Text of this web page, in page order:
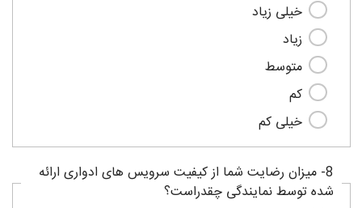
خیلی زیاد
زیاد
متوسط
کم
خیلی کم
8- میزان رضایت شما از کیفیت سرویس های ادواری ارائه
شده توسط نمایندگی چقدراست؟